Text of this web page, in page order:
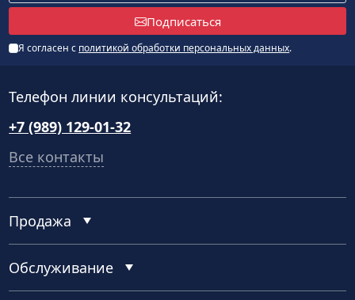
Подписаться
Я согласен с политикой обработки персональных данных.
Телефон линии консультаций:
+7 (989) 129-01-32
Все контакты
Продажа
Обслуживание